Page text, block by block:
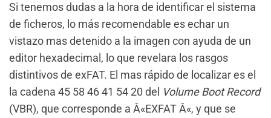
Si tenemos dudas a la hora de identificar el sistema
de ficheros, lo más recomendable es echar un
vistazo mas detenido a la imagen con ayuda de un
editor hexadecimal, lo que revelara los rasgos
distintivos de exFAT. El mas rápido de localizar es el
la cadena 45 58 46 41 54 20 del Volume Boot Record
(VBR), que corresponde a Â«EXFAT Â«, y que se